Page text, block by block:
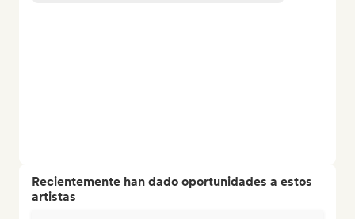
Recientemente han dado oportunidades a estos
artistas